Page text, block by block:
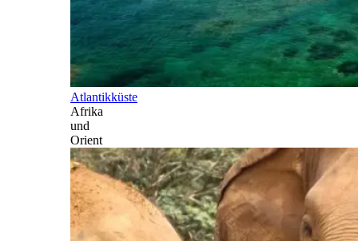
Atlantikküste
Afrika
und
Orient